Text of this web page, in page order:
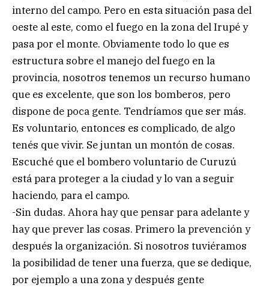
interno del campo. Pero en esta situación pasa del
oeste al este, como el fuego en la zona del Irupé y
pasa por el monte. Obviamente todo lo que es
estructura sobre el manejo del fuego en la
provincia, nosotros tenemos un recurso humano
que es excelente, que son los bomberos, pero
dispone de poca gente. Tendríamos que ser más.
Es voluntario, entonces es complicado, de algo
tenés que vivir. Se juntan un montón de cosas.
Escuché que el bombero voluntario de Curuzú
está para proteger a la ciudad y lo van a seguir
haciendo, para el campo.
-Sin dudas. Ahora hay que pensar para adelante y
hay que prever las cosas. Primero la prevención y
después la organización. Si nosotros tuviéramos
la posibilidad de tener una fuerza, que se dedique,
por ejemplo a una zona y después gente